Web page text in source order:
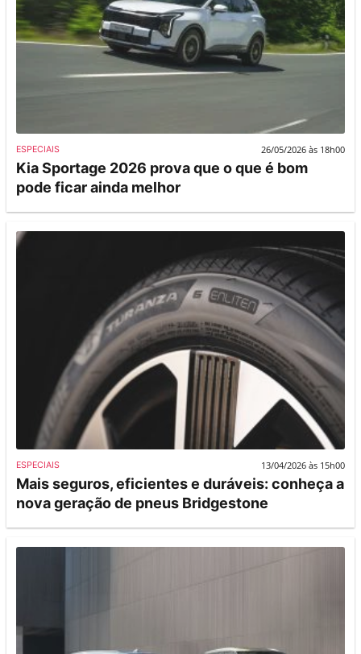
ESPECIAIS 26/05/2026 às 18h00
Kia Sportage 2026 prova que o que é bom
pode ficar ainda melhor
ESPECIAIS 13/04/2026 às 15h00
Mais seguros, eficientes e duráveis: conheça a
nova geração de pneus Bridgestone